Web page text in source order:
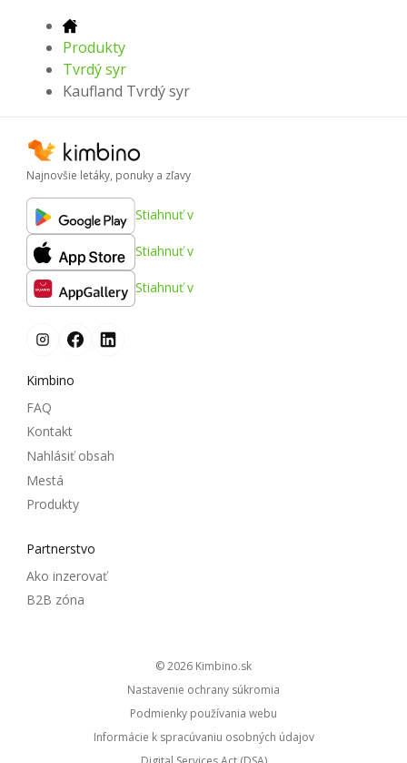
Produkty
Tvrdý syr
Kaufland Tvrdý syr
Najnovšie letáky, ponuky a zľavy
Stiahnuť v
Stiahnuť v
Stiahnuť v
Kimbino
FAQ
Kontakt
Nahlásiť obsah
Mestá
Produkty
Partnerstvo
Ako inzerovať
B2B zóna
© 2026
kimbino.sk
Nastavenie ochrany súkromia
Podmienky používania webu
Informácie k spracúvaniu osobných údajov